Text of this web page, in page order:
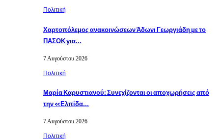
Πολιτική
Χαρτοπόλεμος ανακοινώσεων Άδωνι Γεωργιάδη με το
ΠΑΣΟΚ για…
7 Αυγούστου 2026
Πολιτική
Μαρία Καρυστιανού: Συνεχίζονται οι αποχωρήσεις από
την «Ελπίδα…
7 Αυγούστου 2026
Πολιτική